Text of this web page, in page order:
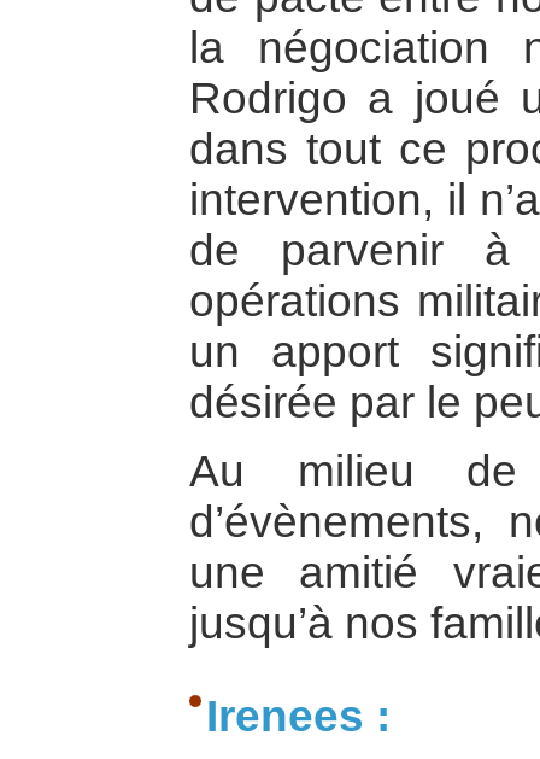
la négociation
Rodrigo a joué
dans tout ce
intervention, il
de parvenir à
opérations
un apport
désirée par le
Au milieu de
d’évènements,
une amitié
jusqu’à nos
Irenees :